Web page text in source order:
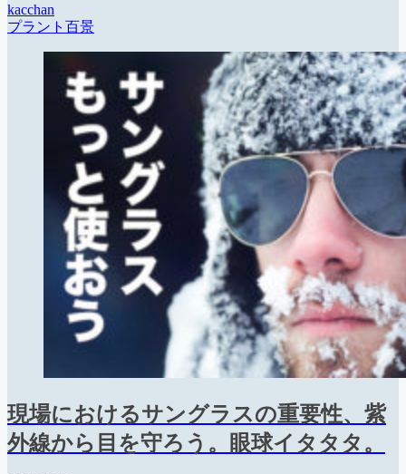
kacchan
プラント百景
現場におけるサングラスの重要性、紫
外線から目を守ろう。眼球イタタタ。